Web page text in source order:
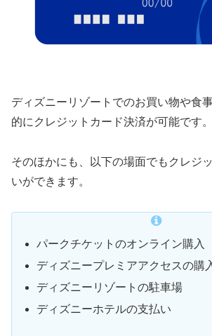
ディズニーリゾートでのお買い物や食
的にクレジットカード決済が可能です。
そのほかにも、以下の場面でもクレジ
いができます。
パークチケットのオンライン購入
ディズニープレミアアクセスの購
ディズニーリゾートの駐車場
ディズニーホテルの支払い